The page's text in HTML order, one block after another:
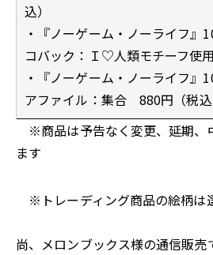
込）
・『ノーゲーム・ノーライフ
コバック：Ｉ♡人類モチーフ使
・『ノーゲーム・ノーライフ』
アファイル：集合 880円（税込
※商品は予告なく変更、延期、
ます
※トレーディング商品の絵柄は
尚、メロンブックス様の通信販売